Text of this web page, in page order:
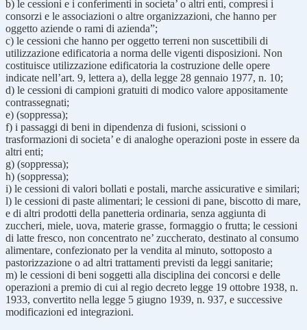
b) le cessioni e i conferimenti in societa’ o altri enti, compresi i
consorzi e le associazioni o altre organizzazioni, che hanno per
oggetto aziende o rami di azienda”;
c) le cessioni che hanno per oggetto terreni non suscettibili di
utilizzazione edificatoria a norma delle vigenti disposizioni. Non
costituisce utilizzazione edificatoria la costruzione delle opere
indicate nell’art. 9, lettera a), della legge 28 gennaio 1977, n. 10;
d) le cessioni di campioni gratuiti di modico valore appositamente
contrassegnati;
e) (soppressa);
f) i passaggi di beni in dipendenza di fusioni, scissioni o
trasformazioni di societa’ e di analoghe operazioni poste in essere da
altri enti;
g) (soppressa);
h) (soppressa);
i) le cessioni di valori bollati e postali, marche assicurative e similari;
l) le cessioni di paste alimentari; le cessioni di pane, biscotto di mare,
e di altri prodotti della panetteria ordinaria, senza aggiunta di
zuccheri, miele, uova, materie grasse, formaggio o frutta; le cessioni
di latte fresco, non concentrato ne’ zuccherato, destinato al consumo
alimentare, confezionato per la vendita al minuto, sottoposto a
pastorizzazione o ad altri trattamenti previsti da leggi sanitarie;
m) le cessioni di beni soggetti alla disciplina dei concorsi e delle
operazioni a premio di cui al regio decreto legge 19 ottobre 1938, n.
1933, convertito nella legge 5 giugno 1939, n. 937, e successive
modificazioni ed integrazioni.